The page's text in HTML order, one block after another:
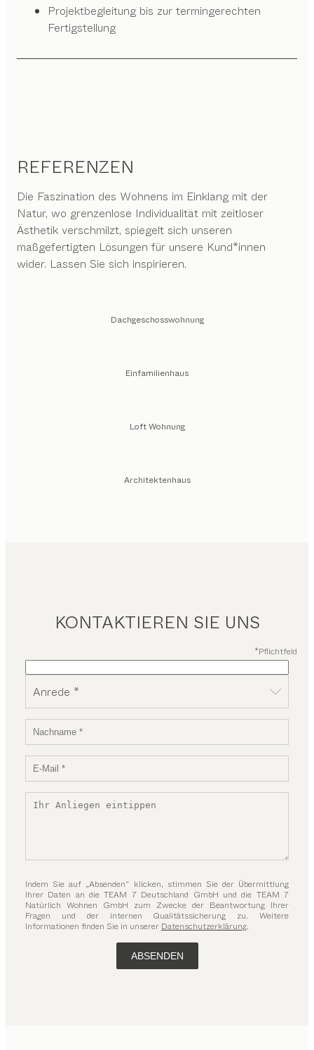
Projektbegleitung bis zur termingerechten
Fertigstellung
REFERENZEN
Die Faszination des Wohnens im Einklang mit der
Natur, wo grenzenlose Individualität mit zeitloser
Ästhetik verschmilzt, spiegelt sich unseren
maßgefertigten Lösungen für unsere Kund*innen
wider. Lassen Sie sich inspirieren.
Dachgeschosswohnung
Einfamilienhaus
Loft Wohnung
Architektenhaus
KONTAKTIEREN SIE UNS
*Pflichtfeld
Anrede *
Indem Sie auf „Absenden“ klicken, stimmen Sie der Übermittlung
Ihrer Daten an die TEAM 7 Deutschland GmbH und die TEAM 7
Natürlich Wohnen GmbH zum Zwecke der Beantwortung Ihrer
Fragen und der internen Qualitätssicherung zu. Weitere
Informationen finden Sie in unserer Datenschutzerklärung.
ABSENDEN